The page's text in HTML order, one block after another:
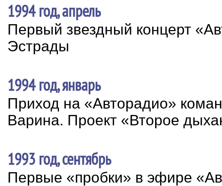
1994 год, апрель
Первый звездный концерт
Эстрады
1994 год, январь
Приход на «Авторадио»
Варина. Проект «Второе
1993 год, сентябрь
Первые «пробки» в эфире